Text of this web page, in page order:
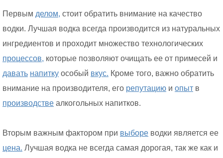
Первым делом, стоит обратить внимание на качество
водки. Лучшая водка всегда производится из натуральных
ингредиентов и проходит множество технологических
процессов, которые позволяют очищать ее от примесей и
давать напитку особый вкус. Кроме того, важно обратить
внимание на производителя, его репутацию и опыт в
производстве алкогольных напитков.
Вторым важным фактором при выборе водки является ее
цена. Лучшая водка не всегда самая дорогая, так же как и